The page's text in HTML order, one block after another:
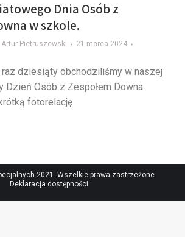
Dnia Osób z
w szkole.
Artur Pietruszewski
21 marca 2024
raz dziesiąty obchodziliśmy w naszej
Dzień Osób z Zespołem Downa.
fotorelację
2021. Wszelkie prawa zastrzeżone.
Deklaracja dostępności